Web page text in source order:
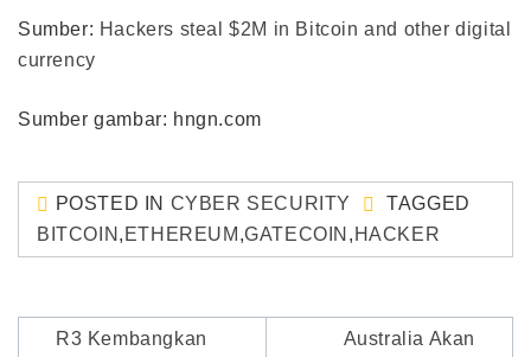
Sumber: Hackers steal $2M in Bitcoin and other digital
currency
Sumber gambar: hngn.com
POSTED IN CYBER SECURITY
TAGGED
BITCOIN , ETHEREUM ,GATECOIN , HACKER
Post
R3 Kembangkan
Australia Akan